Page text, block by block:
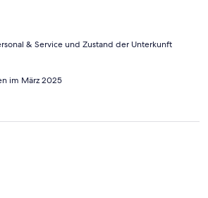
& Service und Zustand der Unterkunft
im März 2025